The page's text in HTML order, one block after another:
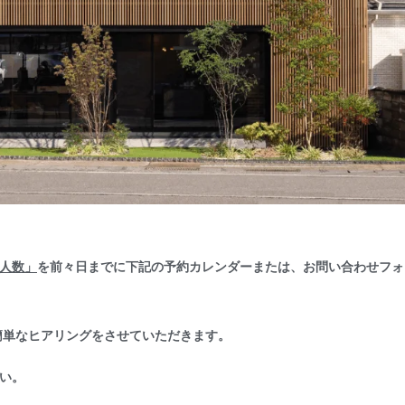
数」 を前々日までに下記の予約カレンダーまたは、お問い合わせフ
なヒアリングをさせていただきます。
。